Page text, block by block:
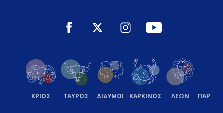
ΚΡΙΟΣ ΤΑΥΡΟΣ ΔΙΔΥΜΟΙ ΚΑΡΚΙΝΟΣ ΛΕΩΝ